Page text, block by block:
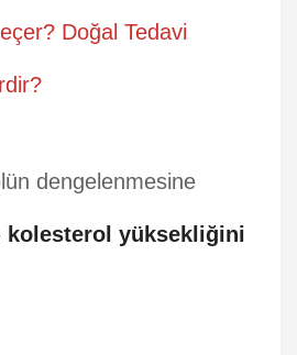
Doğal Tedavi
dengelenmesine
kolesterol yüksekliğini